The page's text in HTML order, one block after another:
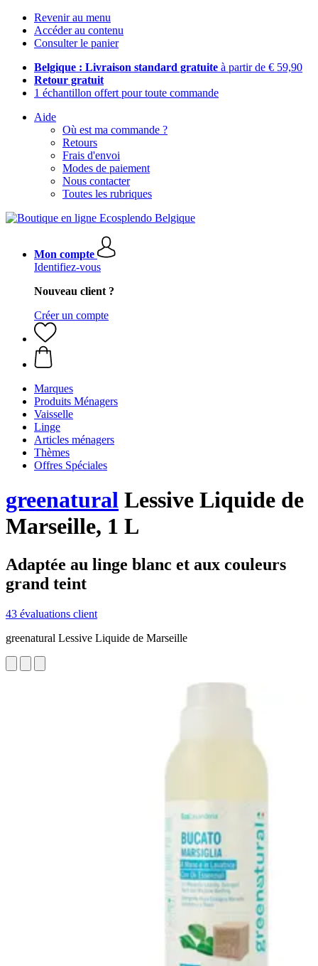
Revenir au menu
Accéder au contenu
Consulter le panier
Belgique : Livraison standard gratuite à partir de € 59,90
Retour gratuit
1 échantillon offert pour toute commande
Aide
Où est ma commande ?
Retours
Frais d'envoi
Modes de paiement
Nous contacter
Toutes les rubriques
Mon compte
Identifiez-vous
Nouveau client ?
Créer un compte
Marques
Produits Ménagers
Vaisselle
Linge
Articles ménagers
Thèmes
Offres Spéciales
greenatural Lessive Liquide de
Marseille, 1 L
Adaptée au linge blanc et aux couleurs
grand teint
43 évaluations client
greenatural Lessive Liquide de Marseille